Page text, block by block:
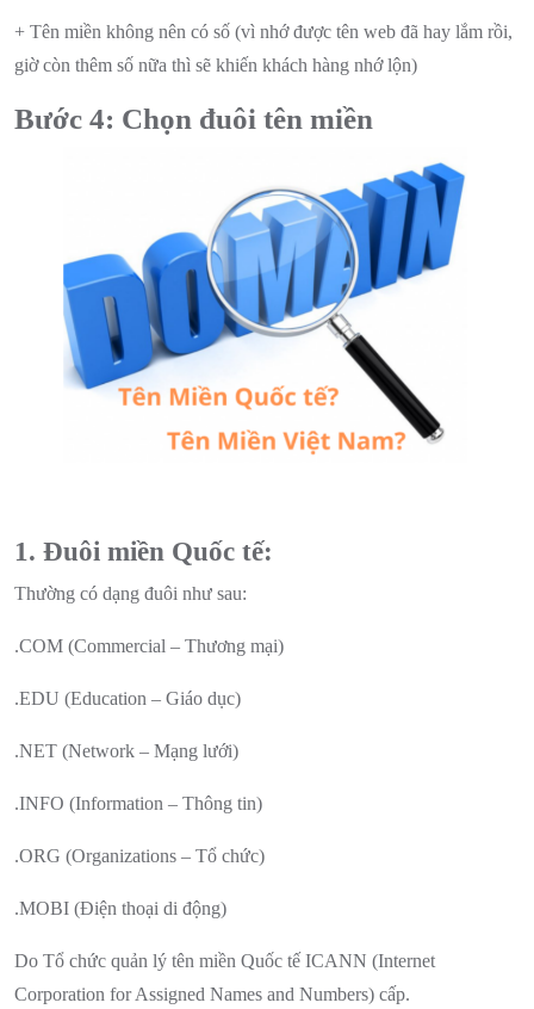
+ Tên miền không nên có số (vì nhớ được tên web đã hay lắm rồi,
giờ còn thêm số nữa thì sẽ khiến khách hàng nhớ lộn)
Bước 4: Chọn đuôi tên miền
1. Đuôi miền Quốc tế:
Thường có dạng đuôi như sau:
.COM (Commercial – Thương mại)
.EDU (Education – Giáo dục)
.NET (Network – Mạng lưới)
.INFO (Information – Thông tin)
.ORG (Organizations – Tổ chức)
.MOBI (Điện thoại di động)
Do Tổ chức quản lý tên miền Quốc tế ICANN (Internet
Corporation for Assigned Names and Numbers) cấp.